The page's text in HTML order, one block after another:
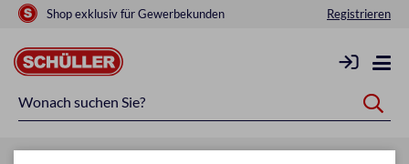
Shop exklusiv für Gewerbekunden Registrieren